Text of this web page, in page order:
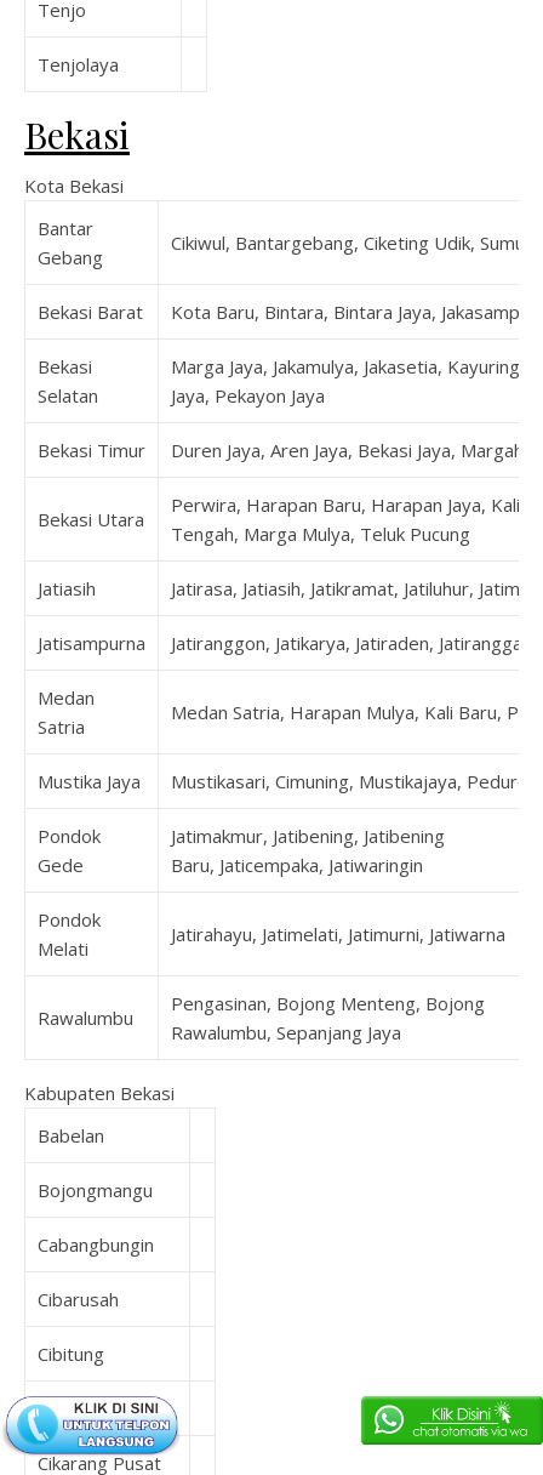
Tenjo
Tenjolaya
Bekasi
Kota Bekasi
Bantar
Gebang
Cikiwul, Bantargebang, Ciketing Udik, Sumur
Bekasi Barat Kota Baru, Bintara, Bintara Jaya,
Bekasi
Selatan
Marga Jaya, Jakamulya, Jakasetia, Kayuringin
Jaya, Pekayon Jaya
Bekasi Timur Duren Jaya, Aren Jaya, Bekasi Jaya,
Bekasi Utara
Perwira, Harapan Baru, Harapan Jaya,
Tengah, Marga Mulya, Teluk Pucung
Jatiasih Jatirasa, Jatiasih, Jatikramat, Jatiluhur,
Jatisampurna Jatiranggon, Jatikarya, Jatiraden, Jatirangga,
Medan
Satria
Medan Satria, Harapan Mulya, Kali Baru,
Mustika Jaya Mustikasari, Cimuning, Mustikajaya,
Pondok
Gede
Jatimakmur, Jatibening, Jatibening
Baru, Jaticempaka, Jatiwaringin
Pondok
Melati
Jatirahayu, Jatimelati, Jatimurni, Jatiwarna
Rawalumbu
Pengasinan, Bojong Menteng, Bojong
Rawalumbu, Sepanjang Jaya
Kabupaten Bekasi
Babelan
Bojongmangu
Cabangbungin
Cibarusah
Cibitung
Cikarang Barat
Cikarang Pusat